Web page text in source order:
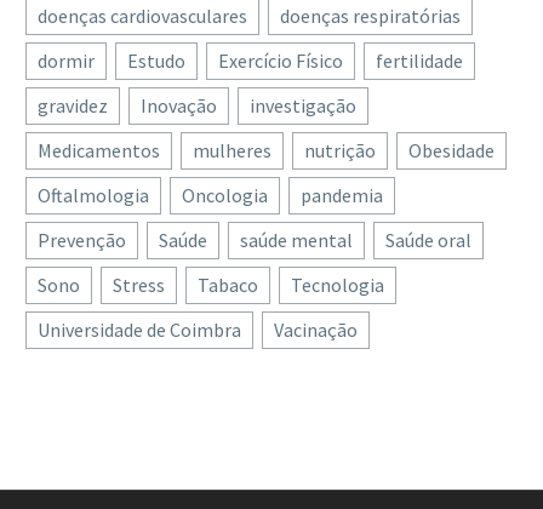
doenças cardiovasculares
doenças respiratórias
dormir
Estudo Exercício Físico
fertilidade
gravidez
Inovação
investigação
Medicamentos
mulheres nutrição
Obesidade
Oftalmologia
Oncologia
pandemia
Prevenção
Saúde saúde mental
Saúde oral
Sono
Stress Tabaco
Tecnologia
Universidade de Coimbra
Vacinação